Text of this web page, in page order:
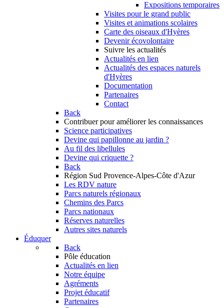
Expositions temporaires
Visites pour le grand public
Visites et animations scolaires
Carte des oiseaux d'Hyères
Devenir écovolontaire
Suivre les actualités
Actualités en lien
Actualités des espaces naturels
d'Hyères
Documentation
Partenaires
Contact
Back
Contribuer pour améliorer les connaissances
Science participatives
Devine qui papillonne au jardin ?
Au fil des libellules
Devine qui criquette ?
Back
Région Sud Provence-Alpes-Côte d'Azur
Les RDV nature
Parcs naturels régionaux
Chemins des Parcs
Parcs nationaux
Réserves naturelles
Autres sites naturels
Éduquer
Back
Pôle éducation
Actualités en lien
Notre équipe
Agréments
Projet éducatif
Partenaires